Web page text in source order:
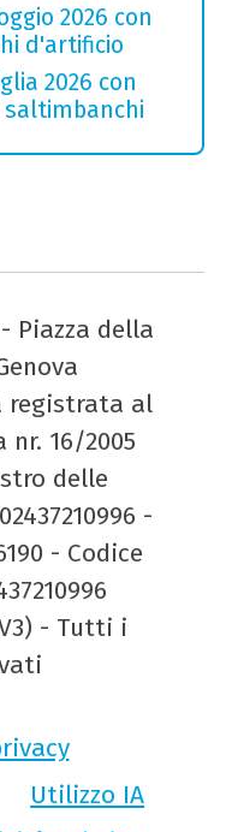
2026 con
d'artificio
2026 con
saltimbanchi
Piazza della
registrata al
nr. 16/2005
delle
-
- Codice
- Tutti i
Utilizzo IA